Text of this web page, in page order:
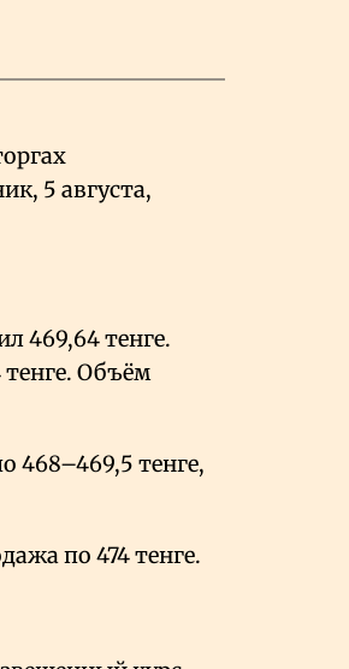
5 августа,
469,64 тенге.
тенге. Объём
468–469,5 тенге,
по 474 тенге.